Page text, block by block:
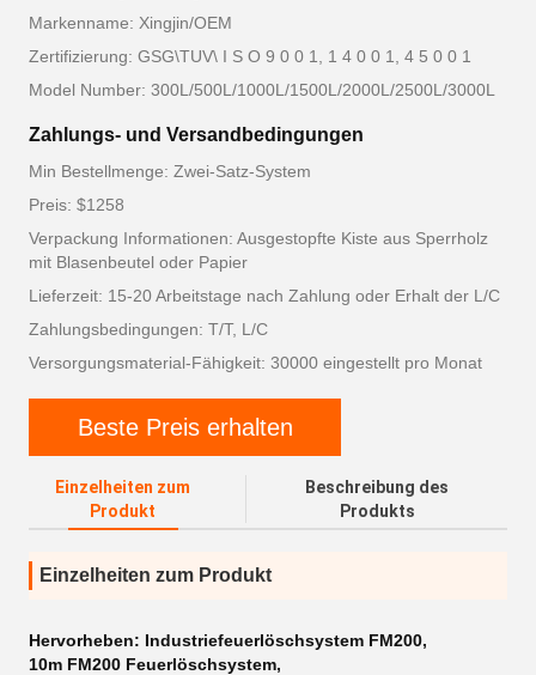
Markenname: Xingjin/OEM
Zertifizierung: GSG\TUV\ I S O 9 0 0 1, 1 4 0 0 1, 4 5 0 0 1
Model Number: 300L/500L/1000L/1500L/2000L/2500L/3000L
Zahlungs- und Versandbedingungen
Min Bestellmenge: Zwei-Satz-System
Preis: $1258
Verpackung Informationen: Ausgestopfte Kiste aus Sperrholz
mit Blasenbeutel oder Papier
Lieferzeit: 15-20 Arbeitstage nach Zahlung oder Erhalt der L/C
Zahlungsbedingungen: T/T, L/C
Versorgungsmaterial-Fähigkeit: 30000 eingestellt pro Monat
Beste Preis erhalten
Einzelheiten zum
Produkt
Beschreibung des
Produkts
Einzelheiten zum Produkt
Hervorheben: Industriefeuerlöschsystem FM200,
10m FM200 Feuerlöschsystem,